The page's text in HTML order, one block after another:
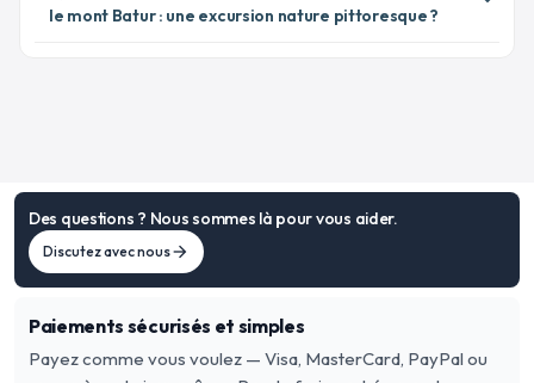
le mont Batur : une excursion nature pittoresque ?
Des questions ? Nous sommes là pour vous aider.
Discutez avec nousarrow_forward
Paiements sécurisés et simples
Payez comme vous voulez — Visa, MasterCard, PayPal ou